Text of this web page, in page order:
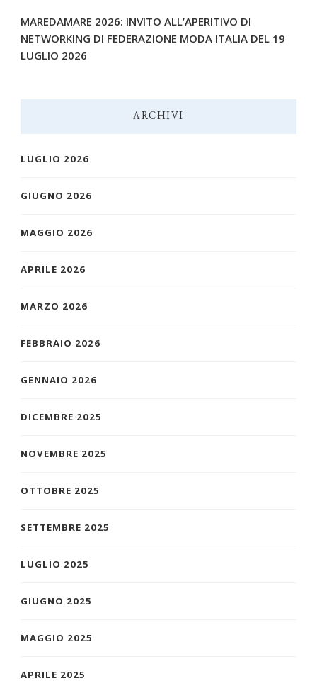
MAREDAMARE 2026: INVITO ALL’APERITIVO DI
NETWORKING DI FEDERAZIONE MODA ITALIA DEL 19
LUGLIO 2026
ARCHIVI
LUGLIO 2026
GIUGNO 2026
MAGGIO 2026
APRILE 2026
MARZO 2026
FEBBRAIO 2026
GENNAIO 2026
DICEMBRE 2025
NOVEMBRE 2025
OTTOBRE 2025
SETTEMBRE 2025
LUGLIO 2025
GIUGNO 2025
MAGGIO 2025
APRILE 2025